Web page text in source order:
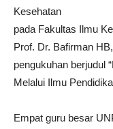
Kesehatan
pada Fakultas Ilmu
Prof. Dr. Bafirman
pengukuhan berjudul
Melalui Ilmu
Empat guru besar